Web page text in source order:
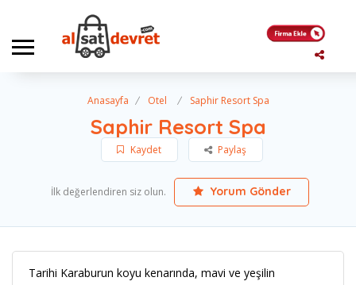
Anasayfa Otel Saphir Resort Spa
Saphir Resort Spa
Kaydet Paylaş
İlk değerlendiren siz olun. Yorum Gönder
Tarihi Karaburun koyu kenarında, mavi ve yeşilin